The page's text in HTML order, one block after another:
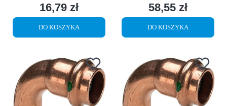
Cena
16,79 zł
DO KOSZYKA
Cena
58,55 zł
DO KOSZYKA